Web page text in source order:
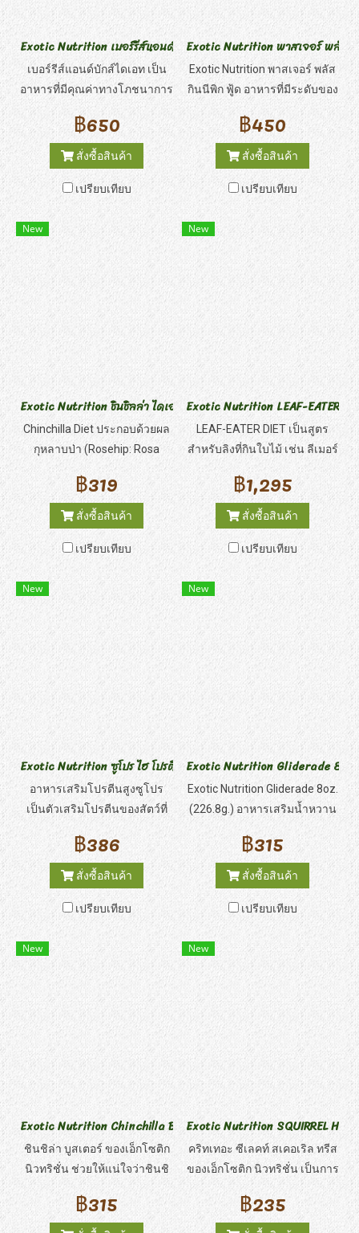
Exotic Nutrition เบอร์รีส์แอนด์บักส์ ไดเอท
เบอร์รีส์แอนด์บักส์ไดเอท เป็น
อาหารที่มีคุณค่าทางโภชนาการ
สำหรับสัตว์กินแมลง ประกอบ
ด้วยตัวอ่อนแมลง ธัญพืช และผล
เบอร์รีต่างๆ อาหารนี้มีสูตร
เฉพาะสำหรับสัตว์เลี้ยงลูกด้วย
นมที่กินแมลง
฿650
สั่งซื้อสินค้า
เปรียบเทียบ
Exotic Nutrition พาสเจอร์ พลัส
Exotic Nutrition พาสเจอร์ พลัส
กินนีพิก ฟู้ด อาหารที่มีระดับของ
เยื่อใยอาหารสูง ด้วยองค์
ประกอบเป็นหญ้าทิโมธีเกรดพรี
เมี่ยม ผสมด้วยดอกไม้ธรรมชาติ
และสมุนไพร ตัวเม็ดอาหารอุดม
ไปด้วยวิตามินซี ประกอบด้วย
วัตถุดิบธรรมชาติสดใหม่
฿450
สั่งซื้อสินค้า
เปรียบเทียบ
New
Exotic Nutrition ชินชิลล่า ไดเอท โรสฮิปส์
Chinchilla Diet ประกอบด้วยผล
กุหลาบป่า (Rosehip: Rosa
canina) รวมกับหญ้าทิโมธีและ
อัลฟัลฟาที่เก็บเกี่ยวสดใหม่ และ
ผลกุหลาบที่อุดมไปด้วยวิตามินซี
ช่วยป้องกันการขาดวิตามินซี
฿319
สั่งซื้อสินค้า
เปรียบเทียบ
New
Exotic Nutrition LEAF-EATER
LEAF-EATER DIET เป็นสูตร
สำหรับลิงที่กินใบไม้ เช่น ลีเมอร์
ค่าง กอริลล่า อุรังอุตัง เฮาเออร์
รวมไปถึงสัตว์กินใบไม้ชนิดอื่น
จิงโจ้ และแพนด้าแดง ที่มีความ
ต้องการเยื่อใยอาหารสูง LEAF-
EATER DIET เหมาะสมกับช่วง
การผสมพันธุ์เจริญเติบโต ช่วงที่
ต้องการสารอาหารมาก - อาหาร
นี้สามารถให้ร่วมกับผลไม้ ผัก
และไผ่ สำหรับลิงกินใบไม้ เพิ่ม
ความหลากหลายของแหล่ง
อาหารธรรมชาติ มีความชื้น
และกากอาหารสูง - เป็นสูตรที่มี
โปรตีนสูงสำหรับลิงโลกเก่า มี
วิตามินซีที่มีความเสถียร และยัง
เป็นสูตรสมบูรณ์ที่ให้โปรตีนที่
จำเป็นต่อชีวิต มีคุณค่าทาง
โภชนาการและเยื่อใยอาหารสูง
฿1,295
สั่งซื้อสินค้า
เปรียบเทียบ
New
Exotic Nutrition ซูโปร ไฮ โปรตีน ซับพลิเมน 8.8 ออนซ์
อาหารเสริมโปรตีนสูงซูโปร
เป็นตัวเสริมโปรตีนของสัตว์ที่
กินผลไม้ เช่น ชูการ์ไกลเดอร์
และสัตว์เลี้ยงลูกด้วยนมขนาด
เล็ก ผสมง่าย ย่อยเร็ว และเป็น
แหล่งที่อุดมไปด้วยกรดอะมิโน
฿386
สั่งซื้อสินค้า
เปรียบเทียบ
New
Exotic Nutrition Gliderade
Exotic Nutrition Gliderade 8oz.
(226.8g.) อาหารเสริมน้ำหวาน
เพื่อสุขภาพที่อุดมด้วยวิตามิน ให้
คาร์โบไฮเดรตที่จำเป็นผงผสม ดี
ต่อสุขภาพ อาหารเสริมน้ำหวาน
ที่อุดมด้วยวิตามินสำหรับชูการ์
ไกลเดอร์ - พร้อมกลิ่นบลูเบอร์รี่ที่
นักร่อนชื่นชอบ!
฿315
สั่งซื้อสินค้า
เปรียบเทียบ
New
Exotic Nutrition Chinchilla Booster
ชินชิล่า บูสเตอร์ ของเอ็กโซติก
นิวทริชั่น ช่วยให้แน่ใจว่าชินชิ
ล่าของคุณจะได้รับวิตามินและ
แร่ธาตุที่จำเป็นต่อการเจริญ
เติบโต การให้อาหารที่สมดุล
฿315
New
Exotic Nutrition SQUIRREL
คริทเทอะ ซีเลคท์ สเคอเริล ทรีส
ของเอ็กโซติก นิวทริชั่น เป็นการ
ผสมผสานที่ลงตัวมีประโยชน์
และเพื่อการบำรุง อาหารระดับ
พรีเมียมนี้ประกอบด้วยวอลนัท,
฿235